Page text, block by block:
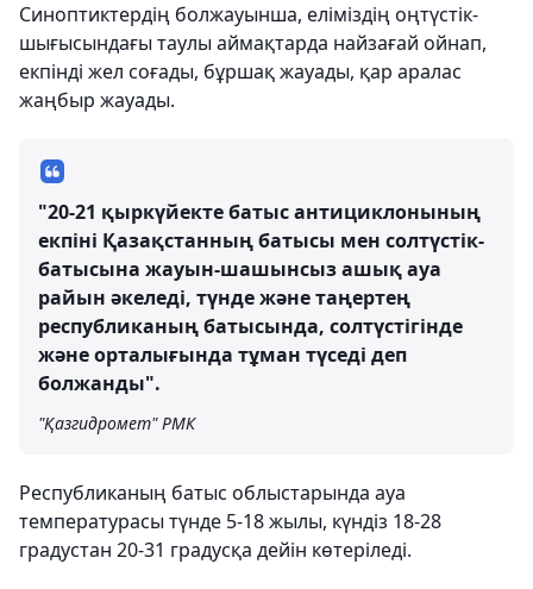
Синоптиктердің болжауынша, еліміздің оңтүстік-
шығысындағы таулы аймақтарда найзағай ойнап,
екпінді жел соғады, бұршақ жауады, қар аралас
жаңбыр жауады.
"20-21 қыркүйекте батыс антициклонының
екпіні Қазақстанның батысы мен солтүстік-
батысына жауын-шашынсыз ашық ауа
райын әкеледі, түнде және таңертең
республиканың батысында, солтүстігінде
және орталығында тұман түседі деп
болжанды".
"Қазгидромет" РМК
Республиканың батыс облыстарында ауа
температурасы түнде 5-18 жылы, күндіз 18-28
градустан 20-31 градусқа дейін көтеріледі.